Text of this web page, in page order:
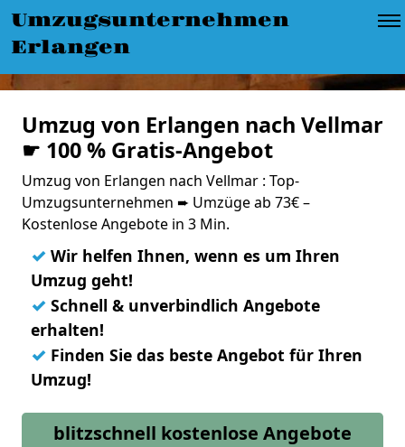
Umzugsunternehmen
Erlangen
Umzug von Erlangen nach Vellmar
☛ 100 % Gratis-Angebot
Umzug von Erlangen nach Vellmar : Top-
Umzugsunternehmen ➨ Umzüge ab 73€ –
Kostenlose Angebote in 3 Min.
✓ Wir helfen Ihnen, wenn es um Ihren
Umzug geht!
✓ Schnell & unverbindlich Angebote
erhalten!
✓ Finden Sie das beste Angebot für Ihren
Umzug!
blitzschnell kostenlose Angebote